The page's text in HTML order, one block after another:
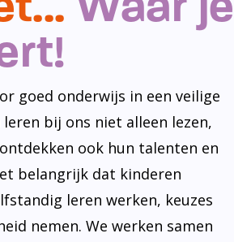
goed onderwijs in een veilige
bij ons niet alleen lezen,
ook hun talenten en
belangrijk dat kinderen
leren werken, keuzes
nemen. We werken samen